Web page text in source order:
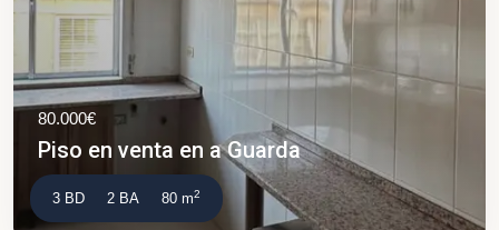
80.000€
Piso en venta en a Guarda
3 BD 2 BA 80 m2